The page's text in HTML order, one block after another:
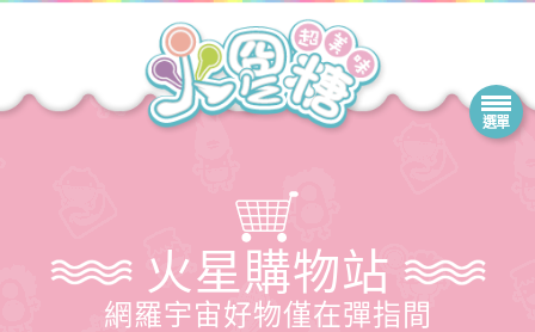
火星購物站
網羅宇宙好物僅在彈指間